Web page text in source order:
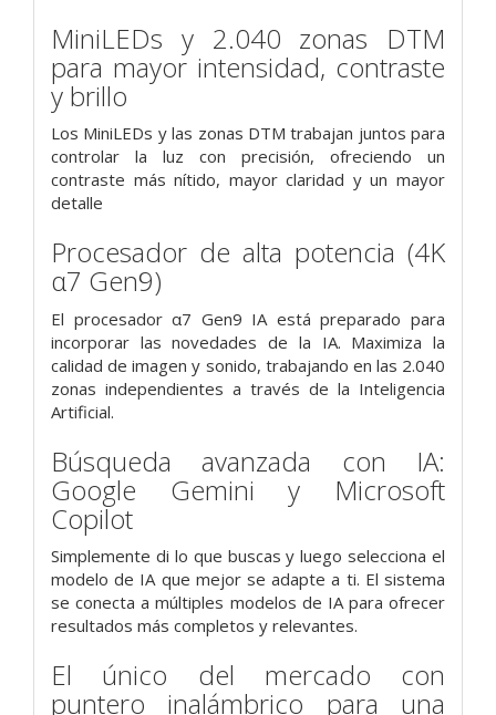
MiniLEDs y 2.040 zonas DTM
para mayor intensidad, contraste
y brillo
Los MiniLEDs y las zonas DTM trabajan juntos para
controlar la luz con precisión, ofreciendo un
contraste más nítido, mayor claridad y un mayor
detalle
Procesador de alta potencia (4K
α7 Gen9)
El procesador α7 Gen9 IA está preparado para
incorporar las novedades de la IA. Maximiza la
calidad de imagen y sonido, trabajando en las 2.040
zonas independientes a través de la Inteligencia
Artificial.
Búsqueda avanzada con IA:
Google Gemini y Microsoft
Copilot
Simplemente di lo que buscas y luego selecciona el
modelo de IA que mejor se adapte a ti. El sistema
se conecta a múltiples modelos de IA para ofrecer
resultados más completos y relevantes.
El único del mercado con
puntero inalámbrico para una